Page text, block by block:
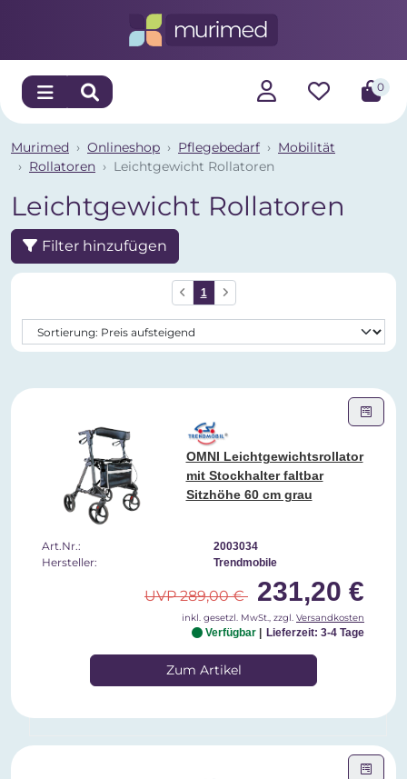
0
Murimed Onlineshop Pflegebedarf
Mobilität
Rollatoren
Leichtgewicht Rollatoren
Leichtgewicht Rollatoren
Filter hinzufügen
1
OMNI Leichtgewichtsrollator
mit Stockhalter faltbar
Sitzhöhe 60 cm grau
Art.Nr.: 2003034
Hersteller: Trendmobile
UVP 289,00 € 231,20 €
inkl. gesetzl. MwSt., zzgl. Versandkosten
Verfügbar Lieferzeit: 3-4 Tage
Zum Artikel